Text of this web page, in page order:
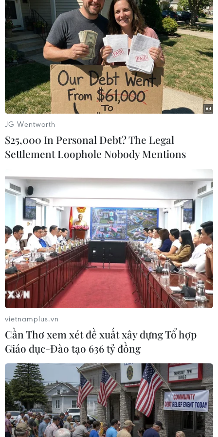
đột tại Sudan và Nam Sudan
29/08/2016 10:49
Đặc phái viên của Mỹ về Sudan và Nam Sudan tập
trung thảo luận với các quan chức cao cấp nhằm thúc
đẩy quá trình đối thoại toàn diện để thiết lập sự ổn định
và hòa bình lâu dài tại đây.
JG Wentworth
$25,000 In Personal Debt? The Legal
Settlement Loophole Nobody Mentions
vietnamplus.vn
Cần Thơ xem xét đề xuất xây dựng Tổ hợp
Giáo dục-Đào tạo 636 tỷ đồng